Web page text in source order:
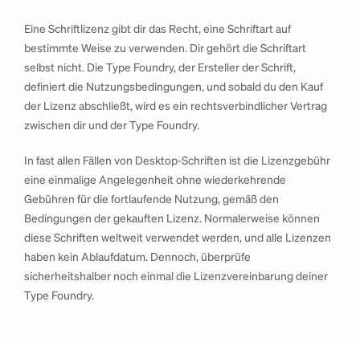
Eine Schriftlizenz gibt dir das Recht, eine Schriftart auf
bestimmte Weise zu verwenden. Dir gehört die Schriftart
selbst nicht. Die Type Foundry, der Ersteller der Schrift,
definiert die Nutzungsbedingungen, und sobald du den Kauf
der Lizenz abschließt, wird es ein rechtsverbindlicher Vertrag
zwischen dir und der Type Foundry.
In fast allen Fällen von Desktop-Schriften ist die Lizenzgebühr
eine einmalige Angelegenheit ohne wiederkehrende
Gebühren für die fortlaufende Nutzung, gemäß den
Bedingungen der gekauften Lizenz. Normalerweise können
diese Schriften weltweit verwendet werden, und alle Lizenzen
haben kein Ablaufdatum. Dennoch, überprüfe
sicherheitshalber noch einmal die Lizenzvereinbarung deiner
Type Foundry.